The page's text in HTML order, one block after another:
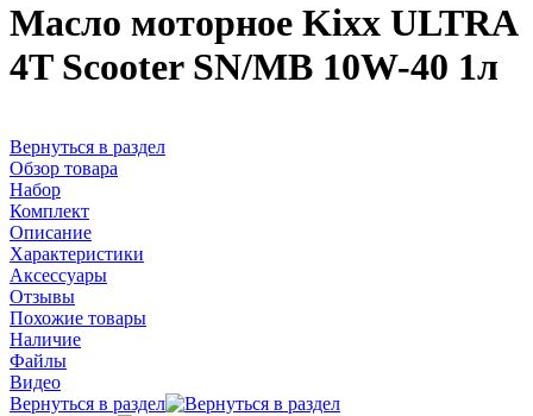
Масло моторное Kixx ULTRA
4T Scooter SN/MB 10W-40 1л
Вернуться в раздел
Обзор товара
Набор
Комплект
Описание
Характеристики
Аксессуары
Отзывы
Похожие товары
Наличие
Файлы
Видео
Вернуться в раздел